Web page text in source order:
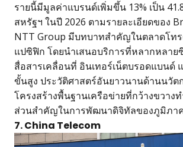
รายนี้มีมูลค่าแบรนด์เพิ่มขึ้น 13% เป็น
สหรัฐฯ ในปี 2026 ตามรายละเอียดของ
NTT Group มีบทบาทสำคัญในตลาดโท
แปซิฟิก โดยนำเสนอบริการที่หลากหลาย
สื่อสารเคลื่อนที่ อินเทอร์เน็ตบรอดแบนด์
ขั้นสูง ประวัติศาสตร์อันยาวนานด้านนวัต
โครงสร้างพื้นฐานเครือข่ายที่กว้างขวาง
ส่วนสำคัญในการพัฒนาดิจิทัลของภูมิภา
7. China Telecom